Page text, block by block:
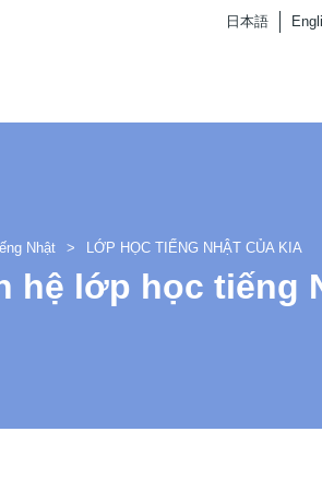
日本語
Nhật LỚP HỌC TIẾNG NHẬT CỦA KIA
hệ lớp học tiếng